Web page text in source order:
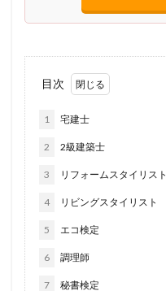
目次
1 宅建士
2 2級建築士
3 リフォームスタイリスト
4 リビングスタイリスト
5 エコ検定
6 調理師
7 秘書検定